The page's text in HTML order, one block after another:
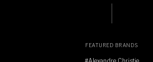
FEATURED BRANDS